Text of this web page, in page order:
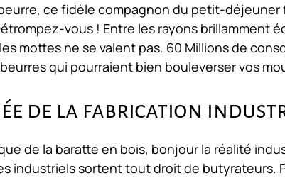
ce fidèle compagnon du petit-déjeuner
vous ! Entre les rayons brillamment
mottes ne se valent pas. 60 Millions de
beurres qui pourraient bien bouleverser vos
de la fabrication
de la baratte en bois, bonjour la réalité
industriels sortent tout droit de butyrateurs.